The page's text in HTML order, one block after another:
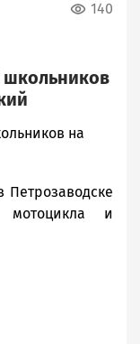
140
на
Петрозаводске
и